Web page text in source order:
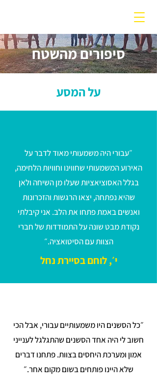
סיפורים מהשטח
על המסע
״עבורי היה משמעותי מאוד לדבר על
האירוע המשמעותי שחווינו וחוויות הלחימה,
בגלל האסוציאציות שעלו מן השיחה ולאן
שהיא נפתחה, יצאו הרגשות והזכרונות
ואנשים באמת פתחו את הלב. אני קיבלתי
נקודת מבט שונה על התמודדות של חברי
הצוות עם הסיטואציה.״
י׳, לוחם בסיירת נחל
״כל הסשנים היו משמעותיים עבורי, אבל הכי
חשוב לי היה אחד הסשנים שהתגלגל לענייני
אמון ומערכת היחסים בצוות. פתחנו דברים
שלא היינו פותחים בשום מקום אחר.״